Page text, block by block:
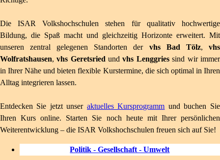
Die ISAR Volkshochschulen stehen für qualitativ hochwertige
Bildung, die Spaß macht und gleichzeitig Horizonte erweitert. Mit
unseren zentral gelegenen Standorten der vhs Bad Tölz, vhs
Wolfratshausen,vhs Geretsried undvhs Lenggriessind wir immer
in Ihrer Nähe und bieten flexible Kurstermine, die sich optimal in Ihren
Alltag integrieren lassen.
Entdecken Sie jetzt unser aktuelles Kursprogramm und buchen Sie
Ihren Kurs online. Starten Sie noch heute mit Ihrer persönlichen
Weiterentwicklung – die ISAR Volkshochschulen freuen sich auf Sie!
Politik - Gesellschaft - Umwelt